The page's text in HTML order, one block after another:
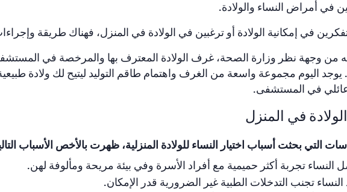
في أمراض النساء والولادة.
في إمكانية الولادة أو ترغبين في الولادة في المنزل، فهناك طريقة
من وجهة نظر وزارة الصحة، غرف الولادة المعترف بها والمرخصة في
يوجد اليوم مجموعة واسعة من الغرف واهتمام طاقم التوليد ليتيح لك ولادة
في المستشفى.
الولادة في المنزل
التي بحثت أسباب اختيار النساء للولادة المنزلية، ظهرت بالأخص الأسباب
النساء تجربة أكثر حميمية مع أفراد الأسرة وفي بيئة مريحة ومألوفة لهن.
النساء تجنب التدخلات الطبية غير الضرورية قدر الإمكان.